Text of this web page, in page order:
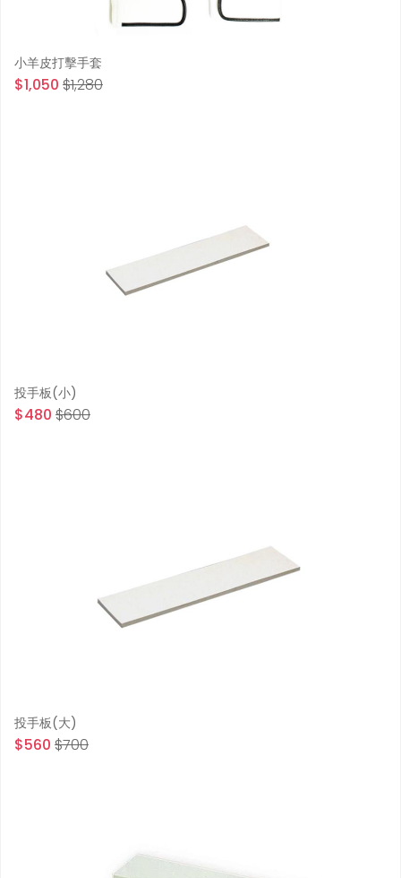
小羊皮打擊手套
$1,050 $1,280
投手板(小)
$480 $600
投手板(大)
$560 $700